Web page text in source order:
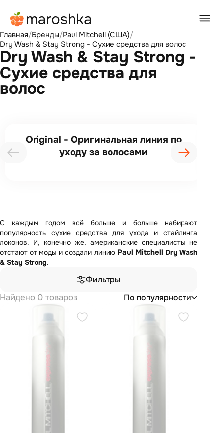
Главная/Бренды/Paul Mitchell (США)/
Dry Wash & Stay Strong - Сухие средства для волос
Dry Wash & Stay Strong -
Сухие средства для
волос
Original - Оригинальная линия по
уходу за волосами
С каждым годом всё больше и больше набирают
популярность сухие средства для ухода и стайлинга
локонов. И, конечно же, американские специалисты не
отстают от моды и создали линию Paul Mitchell Dry Wash
& Stay Strong.
Фильтры
Найдено 0 товаров
По популярности